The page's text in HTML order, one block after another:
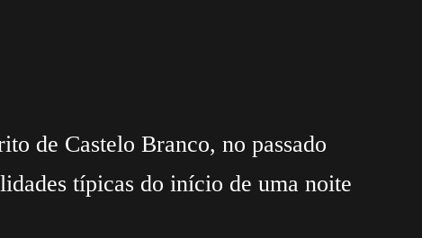
de Castelo Branco, no passado
típicas do início de uma noite